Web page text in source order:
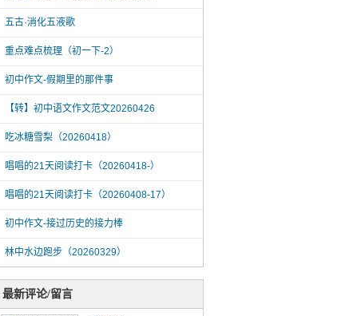
五古·消化五液歌
重点难点梳理（初一下-2）
初中作文-假期里的那件事
【转】初中语文作文范文20260426
吃冰糖雪梨（20260418）
唱唱的21天阅读打卡（20260418-）
唱唱的21天阅读打卡（20260408-17）
初中作文-接过历史的接力棒
林中水边跑步（20260329）
唱-画画-龙虾啤酒雪糕（20260524）
五古·消化五液歌
最新评论/留言